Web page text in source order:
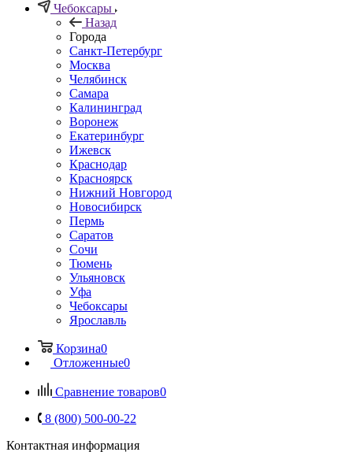
Чебоксары
Назад
Города
Санкт-Петербург
Москва
Челябинск
Самара
Калининград
Воронеж
Екатеринбург
Ижевск
Краснодар
Красноярск
Нижний Новгород
Новосибирск
Пермь
Саратов
Сочи
Тюмень
Ульяновск
Уфа
Чебоксары
Ярославль
Корзина0
Отложенные0
Сравнение товаров0
8 (800) 500-00-22
Контактная информация